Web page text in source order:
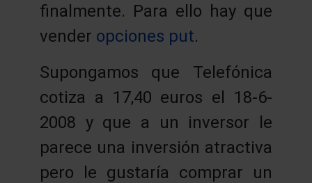
finalmente. Para ello hay que
vender opciones put.
Supongamos que Telefónica
cotiza a 17,40 euros el 18-6-
2008 y que a un inversor le
parece una inversión atractiva
pero le gustaría comprar un